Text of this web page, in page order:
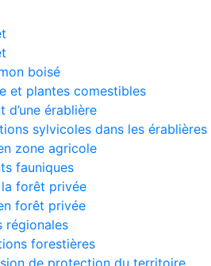
boisé
et plantes comestibles
d’une érablière
sylvicoles dans les érablières
zone agricole
fauniques
forêt privée
forêt privée
régionales
forestières
de protection du territoire